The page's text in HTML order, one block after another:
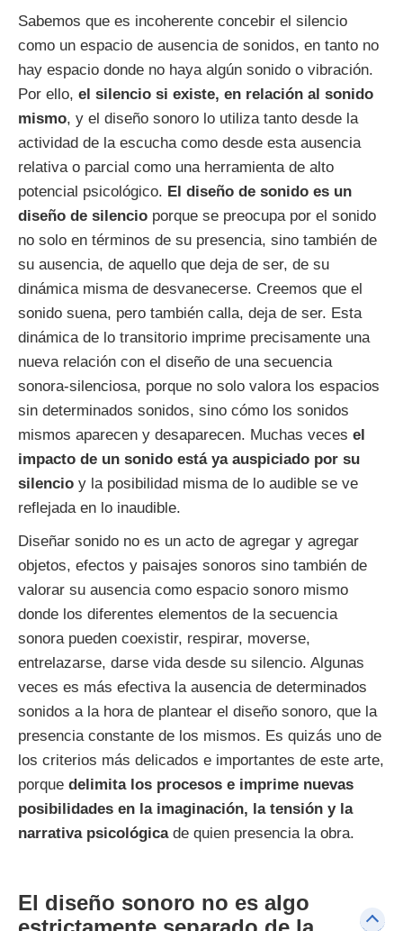
Sabemos que es incoherente concebir el silencio
como un espacio de ausencia de sonidos, en tanto no
hay espacio donde no haya algún sonido o vibración.
Por ello, el silencio si existe, en relación al sonido
mismo, y el diseño sonoro lo utiliza tanto desde la
actividad de la escucha como desde esta ausencia
relativa o parcial como una herramienta de alto
potencial psicológico. El diseño de sonido es un
diseño de silencio porque se preocupa por el sonido
no solo en términos de su presencia, sino también de
su ausencia, de aquello que deja de ser, de su
dinámica misma de desvanecerse. Creemos que el
sonido suena, pero también calla, deja de ser. Esta
dinámica de lo transitorio imprime precisamente una
nueva relación con el diseño de una secuencia
sonora-silenciosa, porque no solo valora los espacios
sin determinados sonidos, sino cómo los sonidos
mismos aparecen y desaparecen. Muchas veces el
impacto de un sonido está ya auspiciado por su
silencio y la posibilidad misma de lo audible se ve
reflejada en lo inaudible.
Diseñar sonido no es un acto de agregar y agregar
objetos, efectos y paisajes sonoros sino también de
valorar su ausencia como espacio sonoro mismo
donde los diferentes elementos de la secuencia
sonora pueden coexistir, respirar, moverse,
entrelazarse, darse vida desde su silencio. Algunas
veces es más efectiva la ausencia de determinados
sonidos a la hora de plantear el diseño sonoro, que la
presencia constante de los mismos. Es quizás uno de
los criterios más delicados e importantes de este arte,
porque delimita los procesos e imprime nuevas
posibilidades en la imaginación, la tensión y la
narrativa psicológica de quien presencia la obra.
El diseño sonoro no es algo